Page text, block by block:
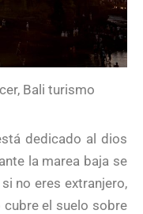
Bali turismo
dedicado al dios
la marea baja se
no eres extranjero,
cubre el suelo sobre